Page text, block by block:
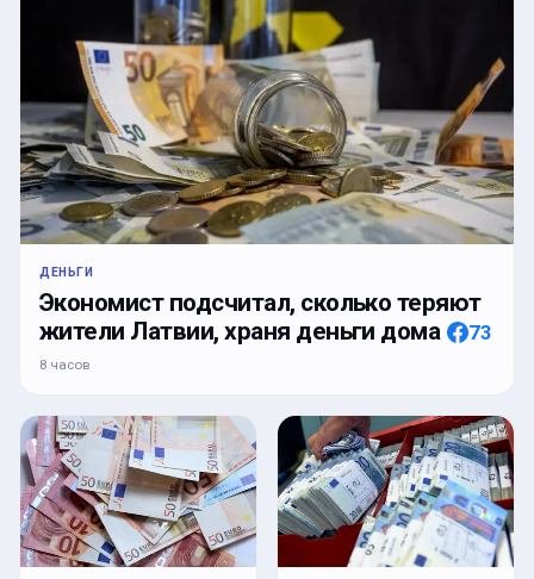
ДЕНЬГИ
Экономист подсчитал, сколько теряют
жители Латвии, храня деньги дома
73
8 часов